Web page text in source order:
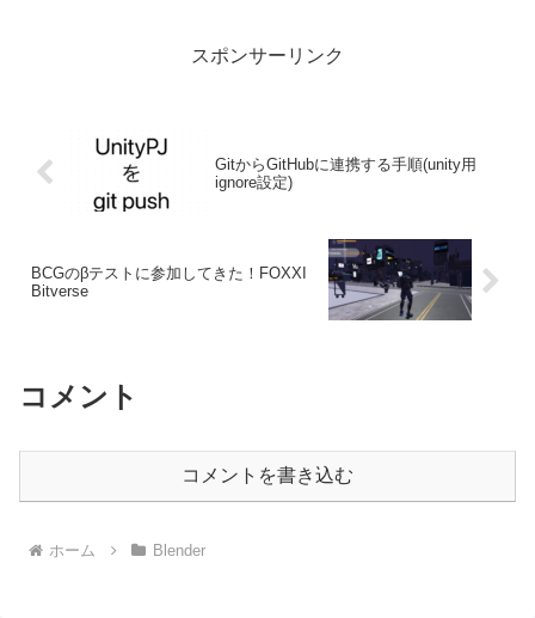
スポンサーリンク
GitからGitHubに連携する手順(unity用
ignore設定)
BCGのβテストに参加してきた！FOXXI
Bitverse
コメント
コメントを書き込む
ホーム Blender